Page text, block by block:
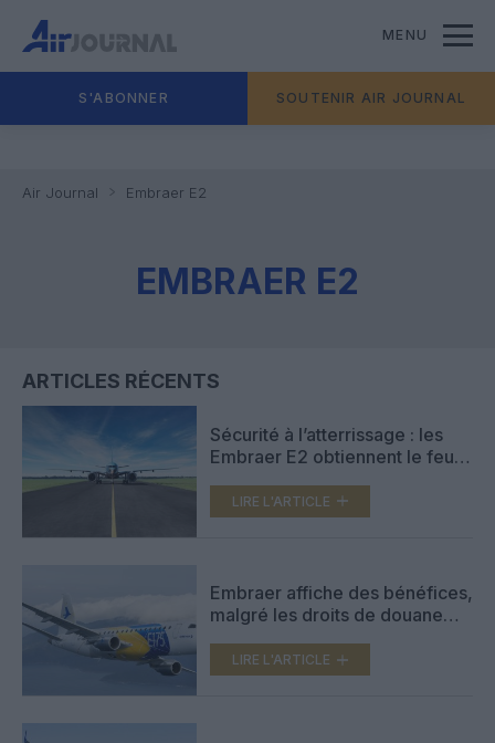
MENU
S'ABONNER SOUTENIR AIR JOURNAL
Air Journal Embraer E2
EMBRAER E2
ARTICLES RÉCENTS
Sécurité à l’atterrissage : les
Embraer E2 obtiennent le feu
anti‑dépassement de piste
ROAAS
LIRE L'ARTICLE
Embraer affiche des bénéfices,
malgré les droits de douane
Trump
LIRE L'ARTICLE